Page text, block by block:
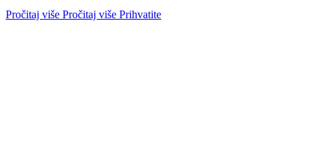
Pročitaj više Pročitaj više Prihvatite